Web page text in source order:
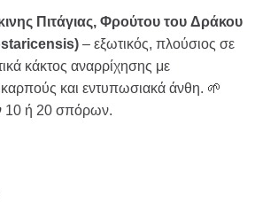
Πιτάγιας, Φρούτου του Δράκου
– εξωτικός, πλούσιος σε
κάκτος αναρρίχησης με
και εντυπωσιακά άνθη. 🌱
10 ή 20 σπόρων.